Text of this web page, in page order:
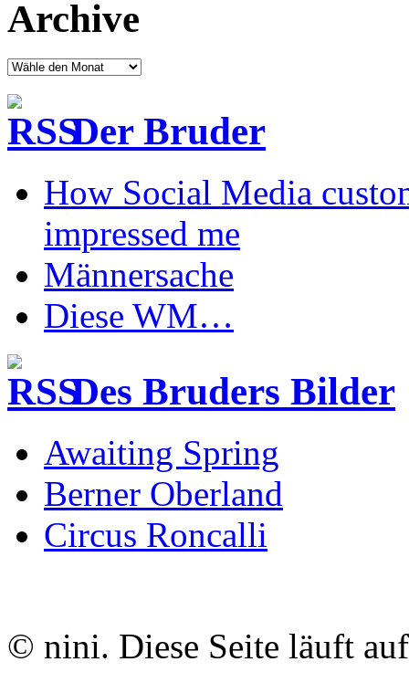
Archive
Der Bruder
How Social Media
impressed me
Männersache
Diese WM…
Des Bruders Bilder
Awaiting Spring
Berner Oberland
Circus Roncalli
© nini. Diese Seite läuft